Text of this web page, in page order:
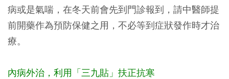
病或是氣喘，在冬天前會先到門診報到，請中醫師提
前開藥作為預防保健之用，不必等到症狀發作時才治
療。
內病外治，利用「三九貼」扶正抗寒